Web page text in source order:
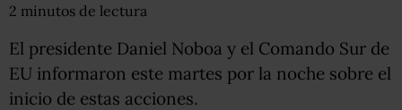
2 minutos de lectura
El presidente Daniel Noboa y el Comando Sur de
EU informaron este martes por la noche sobre el
inicio de estas acciones.